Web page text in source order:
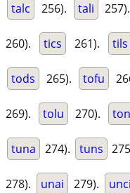
talc 256). tali 257).
260). tics 261). tils
tods 265). tofu
269). tolu 270).
tuna 274). tuns
278). unai 279). unci